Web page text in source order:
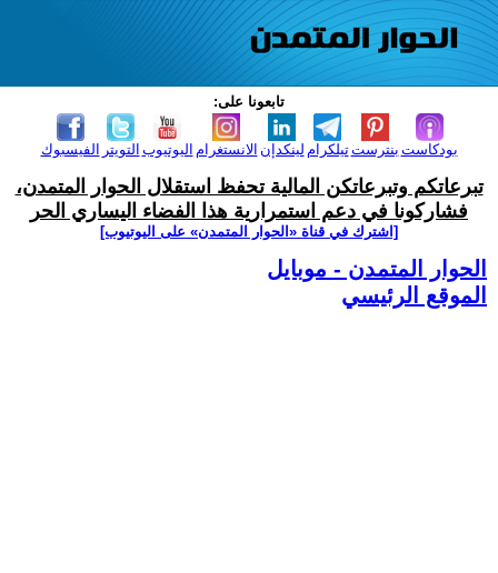
تابعونا على:
الفيسبوك التويتر اليوتيوب الانستغرام لينكدإن تيلكرامبنترست بودكاست
تبرعاتكم وتبرعاتكن المالية تحفظ استقلال الحوار المتمدن،
فشاركونا في دعم استمرارية هذا الفضاء اليساري الحر
[اشترك في قناة ‫«الحوار المتمدن» على اليوتيوب]
الحوار المتمدن - موبايل
الموقع الرئيسي